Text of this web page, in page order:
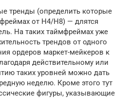
тренды (определить которые
от Н4/Н8) — длятся
На таких таймфреймах уже
трендов от одного
ордеров маркет-мейкеров к
действительному или
таких уровней можно дать
неделю. Кроме этого тут
фигуры, указывающие